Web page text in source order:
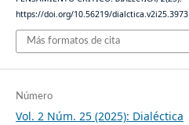
https://doi.org/10.56219/dialctica.v2i25.3973
Más formatos de cita
Número
Vol. 2 Núm. 25 (2025): Dialéctica